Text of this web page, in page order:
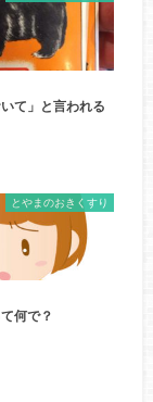
いて」と言われる
とやまのおきくすり
何で？